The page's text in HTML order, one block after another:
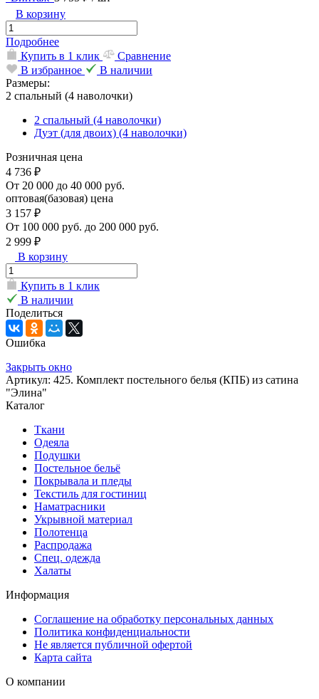
В корзину
Подробнее
Купить в 1 клик
Сравнение
В избранное
В наличии
Размеры:
2 спальный (4 наволочки)
2 спальный (4 наволочки)
Дуэт (для двоих) (4 наволочки)
Розничная цена
4 736 ₽
От 20 000 до 40 000 руб.
оптовая(базовая) цена
3 157 ₽
От 100 000 руб. до 200 000 руб.
2 999 ₽
В корзину
Купить в 1 клик
В наличии
Поделиться
Ошибка
Закрыть окно
Артикул: 425. Комплект постельного белья (КПБ) из сатина
"Элина"
Каталог
Ткани
Одеяла
Подушки
Постельное бельё
Покрывала и пледы
Текстиль для гостиниц
Наматрасники
Укрывной материал
Полотенца
Распродажа
Спец. одежда
Халаты
Информация
Соглашение на обработку персональных данных
Политика конфиденциальности
Не является публичной офертой
Карта сайта
О компании